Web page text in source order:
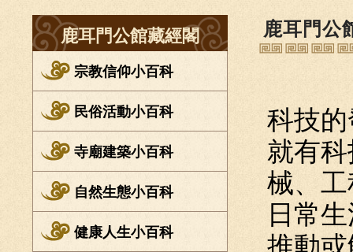
鹿耳門公館藏經閣
宗教信仰小百科
民俗活動小百科
寺廟建築小百科
自然生態小百科
健康人生小百科
鹿耳門公
科技
就有
械、
日常
推動